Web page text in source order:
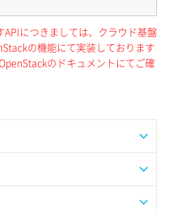
につきましては、クラウド基盤
の機能にて実装しております
のドキュメントにてご確